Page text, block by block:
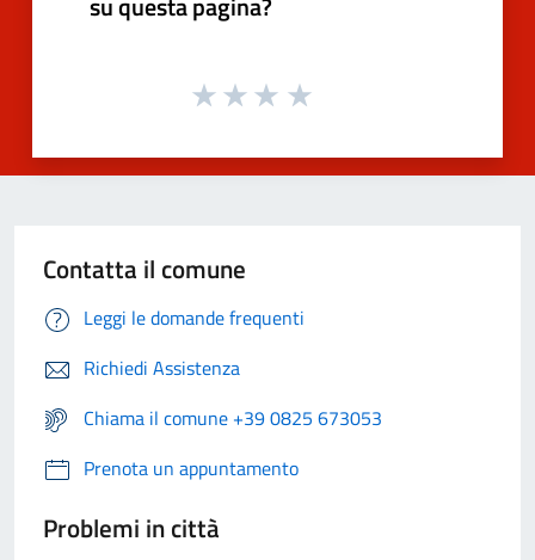
Contatta il comune
Leggi le domande frequenti
Richiedi Assistenza
Chiama il comune +39 0825 673053
Prenota un appuntamento
Problemi in città